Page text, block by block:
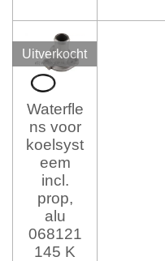
Uitverkocht
Waterfle
ns voor
koelsyst
eem
incl.
prop,
alu
068121
145 K